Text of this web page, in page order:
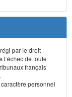
par le droit
l’échec de toute
français
personnel